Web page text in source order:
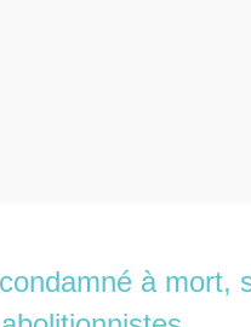
à mort,